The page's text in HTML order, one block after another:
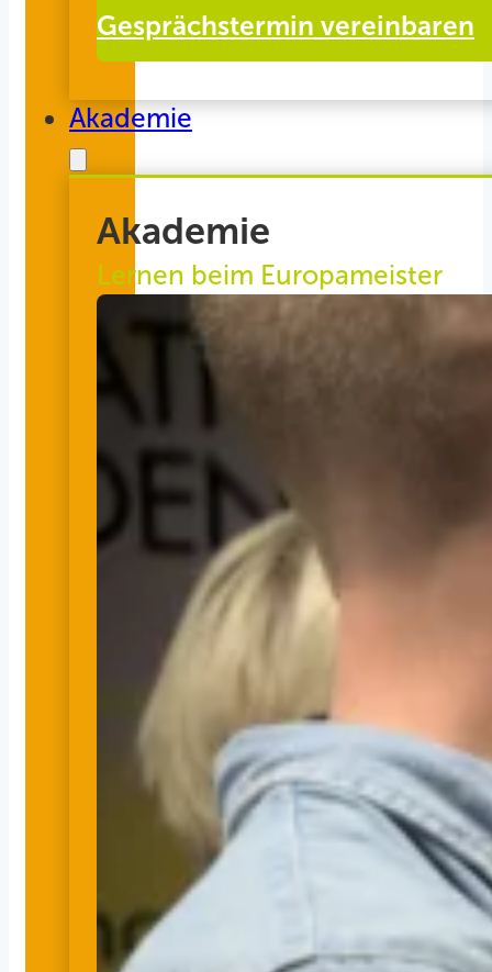
Gesprächstermin vereinbaren
Akademie
Akademie
Lernen beim Europameister